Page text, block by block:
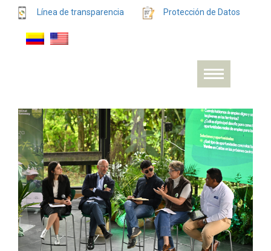
Línea de transparencia Protección de Datos